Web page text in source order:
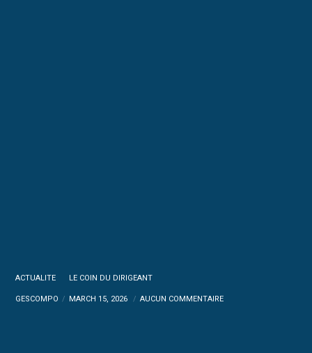
ACTUALITE LE COIN DU DIRIGEANT
GESCOMPO MARCH 15, 2026 AUCUN COMMENTAIRE